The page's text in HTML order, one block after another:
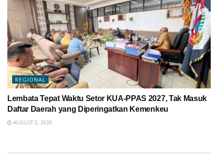
REGIONAL
Lembata Tepat Waktu Setor KUA-PPAS 2027, Tak Masuk
Daftar Daerah yang Diperingatkan Kemenkeu
AUGUST 5, 2026